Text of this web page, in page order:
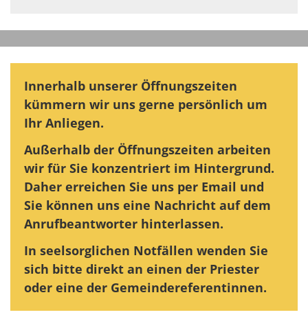
Innerhalb unserer Öffnungszeiten
kümmern wir uns gerne persönlich um
Ihr Anliegen.
Außerhalb der Öffnungszeiten arbeiten
wir für Sie konzentriert im Hintergrund.
Daher erreichen Sie uns per Email und
Sie können uns eine Nachricht auf dem
Anrufbeantworter hinterlassen.
In seelsorglichen Notfällen wenden Sie
sich bitte direkt an einen der Priester
oder eine der Gemeindereferentinnen.